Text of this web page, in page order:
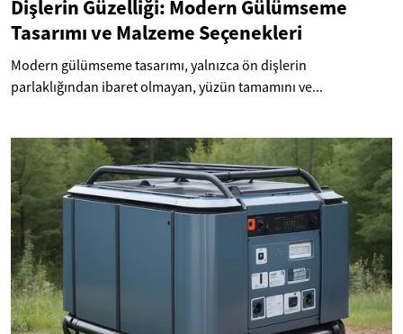
Dişlerin Güzelliği: Modern Gülümseme
Tasarımı ve Malzeme Seçenekleri
Modern gülümseme tasarımı, yalnızca ön dişlerin
parlaklığından ibaret olmayan, yüzün tamamını ve...